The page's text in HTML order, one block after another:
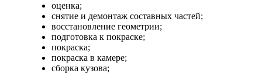
оценка;
снятие и демонтаж составных частей;
восстановление геометрии;
подготовка к покраске;
покраска;
покраска в камере;
сборка кузова;